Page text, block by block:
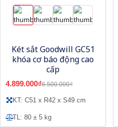
Két sắt Goodwill GC51
khóa cơ báo động cao
cấp
4.899.000₫6.500.000₫
KT: C51 x R42 x S49 cm
TL: 80 ± 5 kg